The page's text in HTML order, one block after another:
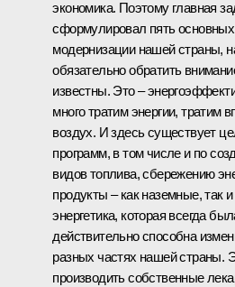
экономика. Поэтому главная
сформулировал пять
модернизации нашей страны,
обязательно обратить
известны. Это –
много тратим энергии, тратим
воздух. И здесь существует
программ, в том числе и по
видов топлива, сбережению
продукты – как наземные, так
энергетика, которая всегда
действительно способна
разных частях нашей
производить собственные